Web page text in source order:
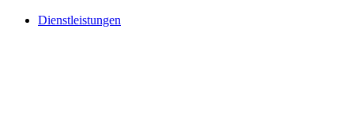
Dienstleistungen